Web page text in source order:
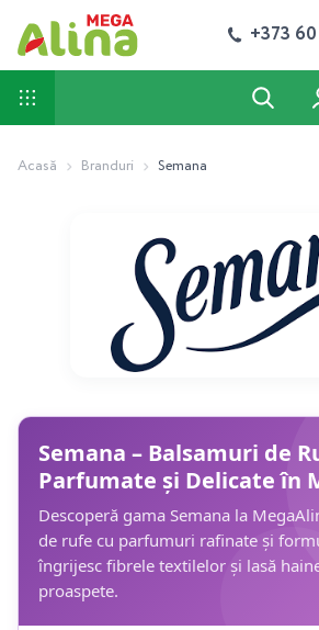
+373
Acasă Branduri Semana
Semana – Balsamuri de
Parfumate și Delicate în
Descoperă gama Semana la
de rufe cu parfumuri rafinate și
îngrijesc fibrele textilelor și lasă
proaspete.